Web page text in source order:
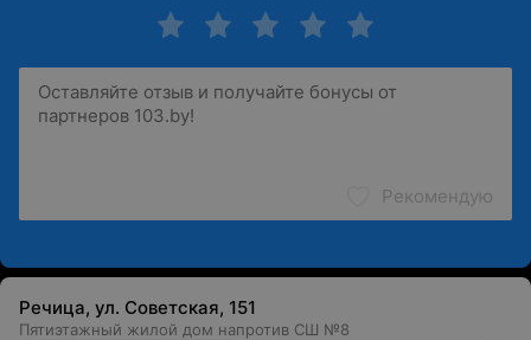
Рекомендую
Речица, ул. Советская, 151
Пятиэтажный жилой дом напротив СШ №8